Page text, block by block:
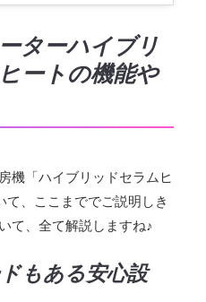
ターハイブリ
ートの機能や
機「ハイブリッドセラムヒ
て、ここまででご説明しき
て、全て解説しますね♪
もある安心設